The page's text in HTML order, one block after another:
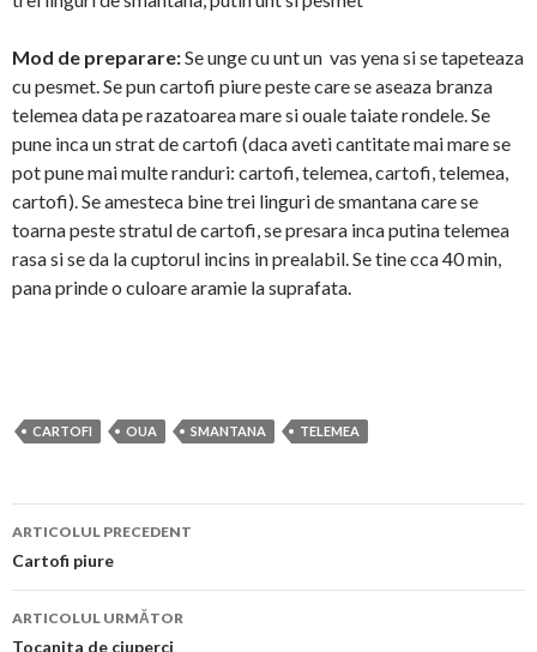
Mod de preparare:Se unge cu unt un vas yena si se tapeteaza
cu pesmet. Se pun cartofi piure peste care se aseaza branza
telemea data pe razatoarea mare si ouale taiate rondele. Se
pune inca un strat de cartofi (daca aveti cantitate mai mare se
pot pune mai multe randuri: cartofi, telemea, cartofi, telemea,
cartofi). Se amesteca bine trei linguri de smantana care se
toarna peste stratul de cartofi, se presara inca putina telemea
rasa si se da la cuptorul incins in prealabil. Se tine cca 40 min,
pana prinde o culoare aramie la suprafata.
CARTOFI OUA SMANTANA TELEMEA
Navigare
în
articol
ARTICOLUL PRECEDENT
Cartofi piure
ARTICOLUL URMĂTOR
Tocanita de ciuperci